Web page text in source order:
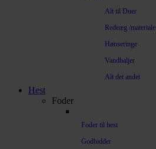
Alt til Duer
Redeæg /materiale
Hønseringe
Vandbaljer
Alt det andet
Hest
Foder
Foder til hest
Godbidder